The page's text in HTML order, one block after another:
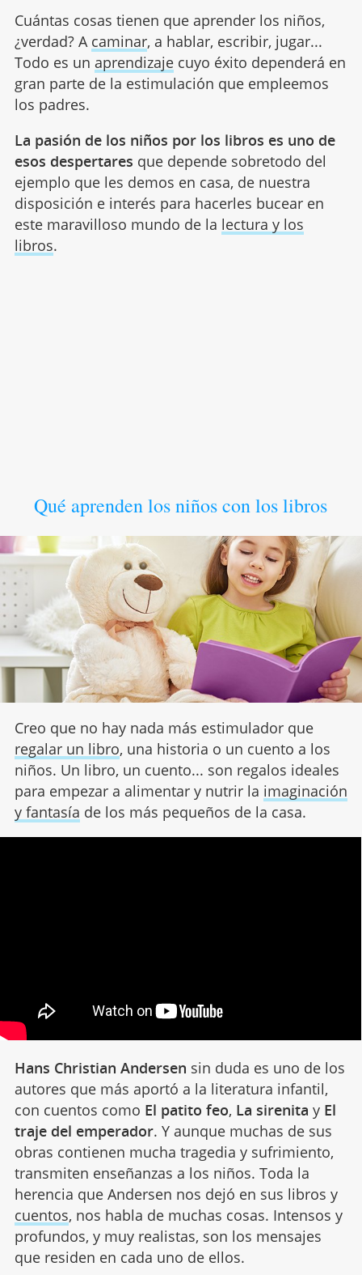
Cuántas cosas tienen que aprender los niños,
¿verdad? A caminar, a hablar, escribir, jugar...
Todo es un aprendizajecuyo éxito dependerá en
gran parte de la estimulación que empleemos
los padres.
La pasión de los niños por los libros es uno de
esos despertares que depende sobretodo del
ejemplo que les demos en casa, de nuestra
disposición e interés para hacerles bucear en
este maravilloso mundo de la lectura y los
libros.
Qué aprenden los niños con los libros
Creo que no hay nada más estimulador que
regalar un libro, una historia o un cuento a los
niños. Un libro, un cuento... son regalos ideales
para empezar a alimentar y nutrir la imaginación
y fantasía de los más pequeños de la casa.
Hans Christian Andersen sin duda es uno de los
autores que más aportó a la literatura infantil,
con cuentos como El patito feo, La sirenita y El
traje del emperador. Y aunque muchas de sus
obras contienen mucha tragedia y sufrimiento,
transmiten enseñanzas a los niños. Toda la
herencia que Andersen nos dejó en sus libros y
cuentos, nos habla de muchas cosas. Intensos y
profundos, y muy realistas, son los mensajes
que residen en cada uno de ellos.